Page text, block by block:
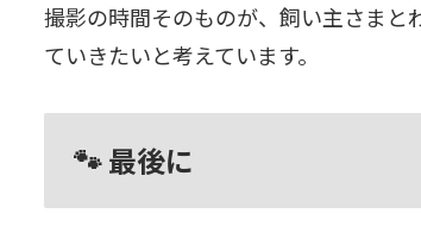
撮影の時間そのものが、飼い主さまと
ていきたいと考えています。
🐾 最後に